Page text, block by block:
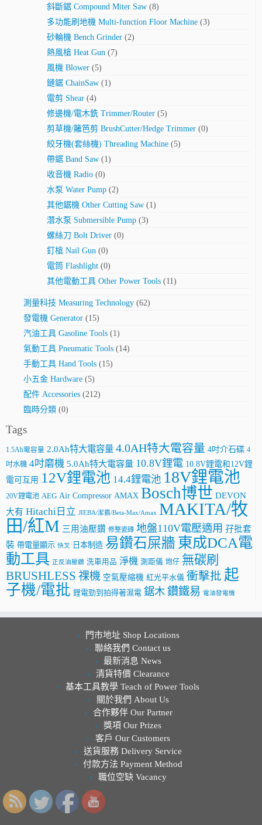
斜斷鋸 Compound Miter Saw (8)
多功能刷地機 Multi-function Floor Machine (3)
砂輪機 Bench Grinder (2)
熱風槍 Heat Gun (7)
風機 Blower (5)
鏈鋸 ChainSaw (1)
電剪 Shear (4)
修邊機/電木銑 Trimmer/Router (5)
剪草機/籬笆剪 BrushCutter/Hedge Trimmer (0)
絞牙機(套絲機) Threading Machine (5)
帶鋸 Band Saw (1)
收音機 Radio (0)
水泵 Water Pump (2)
其他鋸機 Other Cutting Saw (1)
潛水泵 Submersible Pump (3)
螺絲刀 Bolt Driver (0)
釘槍 Nail Gun (0)
電筒 Flashlight (0)
其他電動工具 Other Power Tools (11)
測量科技 Measuring Technology (62)
發電機 Generator (15)
汽油工具 Gasoline Tools (1)
氣動工具 Pneumatic Tools (14)
手動工具 Hand Tools (15)
小五金 Hardware (5)
配件 Accessories (212)
臨時分類 (0)
Tags
1.5Ah電容量 2.0Ah特大電容量 4.0AH特大電容量 4吋介石碟 4
吋水機 4吋磨機 5.0Ah特大電容量 10.8V鋰電 10.8V鋰電和12V鋰
電可互用 12V鋰電池 14.4鋰電池 18V鋰電池
20V鋰電池 AEG Air Compressor AMAX Bosch博世 DEVON
大有 Hitachi日立 JIEBA/潔霸/Beta-Max/Amax MAKITA/牧
田/紅M 三用油壓鑽 修整瓷磚 地盤110V電壓適用 孖批套
裝 帶電量顯示 快叉 日本制造 易鑽石屎牆 東成DCA電
動工具
正反油壓鑽 洗車用品 淨機 測距儀 炮仔 無碳刷
BRUSHLESS 祼機 空氣壓縮機 紅光平水儀 衝擊批 起
子機/電批 鋰電勁到拍得著濕電 鋸木 鑽鐵易 電油發電機
門市地址 Shop Locations
聯絡我們 Contact us
最新消息 News
清貨特價 Clearance
基本工具教學 Teach of Power Tools
關於我們 About Us
合作夥伴 Our Partner
獎項 Our Prizes
客戶 Our Customers
送貨服務 Delivery Service
付款方法 Payment Method
職位空缺 Vacancy